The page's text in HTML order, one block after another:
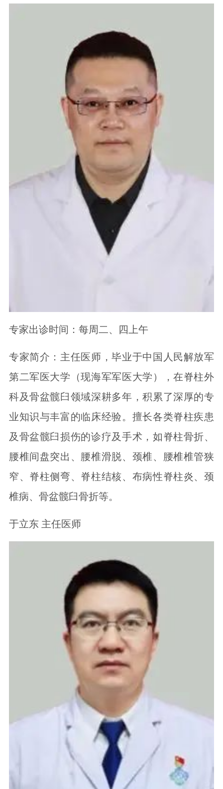
专家出诊时间：每周二、四上午
专家简介：主任医师，毕业于中国人民解放军
第二军医大学（现海军军医大学），在脊柱外
科及骨盆髋臼领域深耕多年，积累了深厚的专
业知识与丰富的临床经验。擅长各类脊柱疾患
及骨盆髋臼损伤的诊疗及手术，如脊柱骨折、
腰椎间盘突出、腰椎滑脱、颈椎、腰椎椎管狭
窄、脊柱侧弯、脊柱结核、布病性脊柱炎、颈
椎病、骨盆髋臼骨折等。
于立东 主任医师